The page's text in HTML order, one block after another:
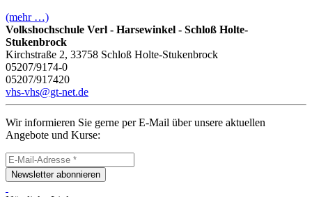
(mehr …)
Volkshochschule Verl - Harsewinkel - Schloß Holte-
Stukenbrock
Kirchstraße 2, 33758 Schloß Holte-Stukenbrock
05207/9174-0
05207/917420
vhs-vhs@gt-net.de
Wir informieren Sie gerne per E-Mail über unsere aktuellen
Angebote und Kurse:
Newsletter abonnieren